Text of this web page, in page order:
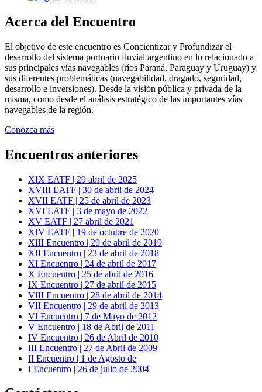
Acerca del Encuentro
El objetivo de este encuentro es Concientizar y Profundizar el
desarrollo del sistema portuario fluvial argentino en lo relacionado a
sus principales vías navegables (ríos Paraná, Paraguay y Uruguay) y
sus diferentes problemáticas (navegabilidad, dragado, seguridad,
desarrollo e inversiones). Desde la visión pública y privada de la
misma, como desde el análisis estratégico de las importantes vías
navegables de la región.
Conozca más
Encuentros anteriores
XIX EATF | 29 abril de 2025
XVIII EATF | 30 de abril de 2024
XVII EATF | 25 de abril de 2023
XVI EATF | 3 de mayo de 2022
XV EATF | 27 abril de 2021
XIV EATF | 19 de octubre de 2020
XIII Encuentro | 29 de abril de 2019
XII Encuentro | 23 de abril de 2018
XI Encuentro | 24 de abril de 2017
X Encuentro | 25 de abril de 2016
IX Encuentro | 27 de abril de 2015
VIII Encuentro | 28 de abril de 2014
VII Encuentro | 29 de abril de 2013
VI Encuentro | 7 de Mayo de 2012
V Encuentro | 18 de Abril de 2011
IV Encuentro | 26 de Abril de 2010
III Encuentro | 27 de Abril de 2009
II Encuentro | 1 de Agosto de
I Encuentro | 26 de julio de 2004